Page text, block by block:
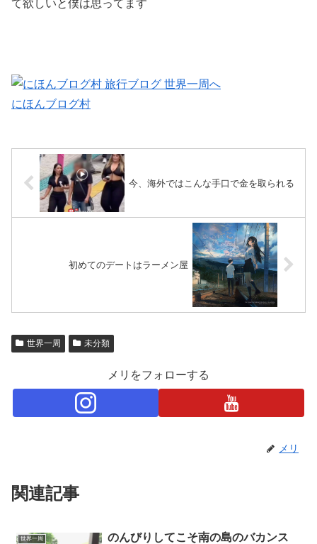
て欲しいと僕は思ってます
にほんブログ村
今、海外ではこんな手口で金を取られる
初めてのデートはラーメン屋
世界一周 未分類
メリをフォローする
メリ
関連記事
世界一周 のんびりしてこそ南の島のバカンス